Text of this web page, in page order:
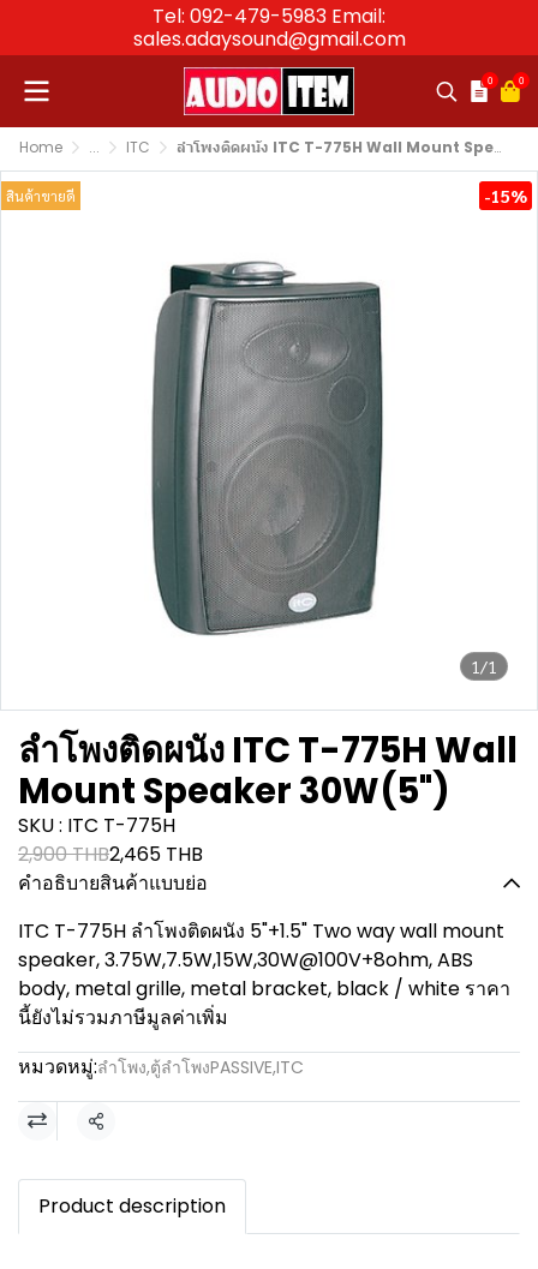
Tel: 092-479-5983 Email:
sales.adaysound@gmail.com
0 0
Home ... ITC ลำโพงติดผนัง ITC T-775H Wall Mount Speaker 30W(5")
1/1
สินค้าขายดี -15%
ลำโพงติดผนัง ITC T-775H Wall
Mount Speaker 30W(5")
SKU : ITC T-775H
2,900 THB2,465 THB
คำอธิบายสินค้าแบบย่อ
ITC T-775H ลำโพงติดผนัง 5"+1.5" Two way wall mount
speaker, 3.75W,7.5W,15W,30W@100V+8ohm, ABS
body, metal grille, metal bracket, black / white ราคา
นี้ยังไม่รวมภาษีมูลค่าเพิ่ม
หมวดหมู่:ลำโพง,ตู้ลำโพงPASSIVE,ITC
แชร์
Product description